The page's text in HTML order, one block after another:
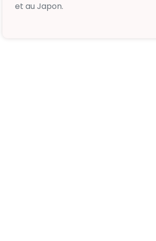
et au Japon.